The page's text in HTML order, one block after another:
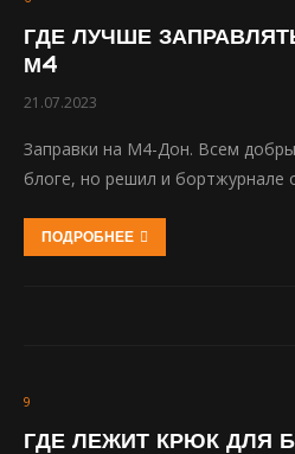
ГДЕ ЛУЧШЕ
М4
21.07.2023
Заправки на М4-Дон. Всем
блоге, но решил и бортжурнале
ПОДРОБНЕЕ
9
ГДЕ ЛЕЖИТ КРЮК ДЛЯ